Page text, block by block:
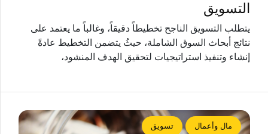
التسويق
يتطلب التسويق الناجح تخطيطاً دقيقاً، وغالباً ما يعتمد على
نتائج أبحاث السوق الشاملة، حيثُ يتضمن التخطيط عادةً
إنشاء وتنفيذ استراتيجيات لتحقيق الهدف المنشود،
مال وأعمال تسويق